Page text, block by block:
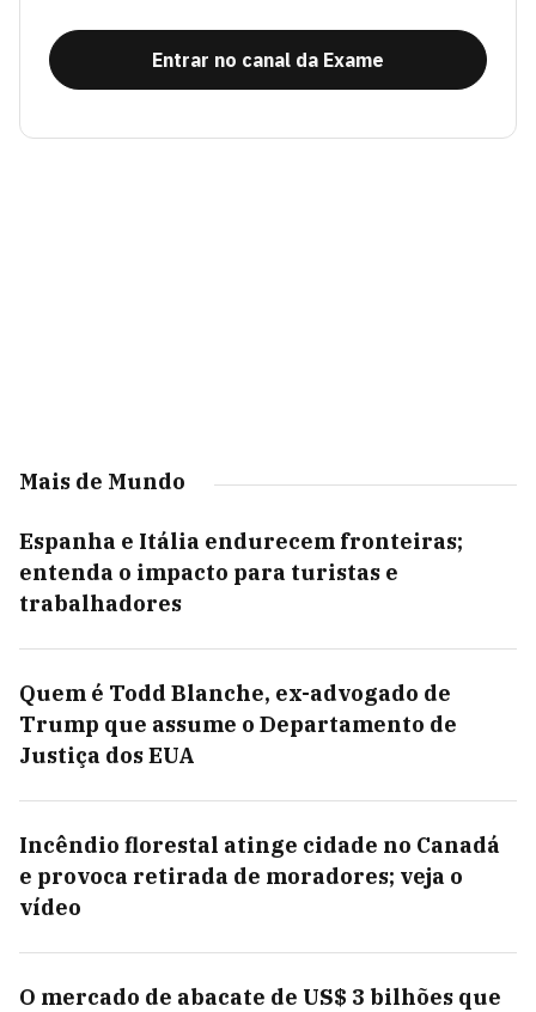
Entrar no canal da Exame
Mais de Mundo
Espanha e Itália endurecem fronteiras;
entenda o impacto para turistas e
trabalhadores
Quem é Todd Blanche, ex-advogado de
Trump que assume o Departamento de
Justiça dos EUA
Incêndio florestal atinge cidade no Canadá
e provoca retirada de moradores; veja o
vídeo
O mercado de abacate de US$ 3 bilhões que